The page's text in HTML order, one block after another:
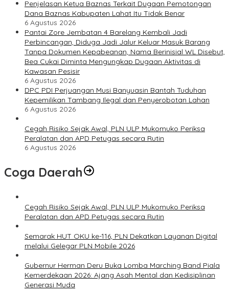
Penjelasan Ketua Baznas Terkait Dugaan Pemotongan
Dana Baznas Kabupaten Lahat Itu Tidak Benar
6 Agustus 2026
Pantai Zore Jembatan 4 Barelang Kembali Jadi
Perbincangan, Diduga Jadi Jalur Keluar Masuk Barang
Tanpa Dokumen Kepabeanan, Nama Berinisial WL Disebut,
Bea Cukai Diminta Mengungkap Dugaan Aktivitas di
Kawasan Pesisir
6 Agustus 2026
DPC PDI Perjuangan Musi Banyuasin Bantah Tuduhan
Kepemilikan Tambang Ilegal dan Penyerobotan Lahan
6 Agustus 2026
Cegah Risiko Sejak Awal, PLN ULP Mukomuko Periksa
Peralatan dan APD Petugas secara Rutin
6 Agustus 2026
Coga Daerah
Cegah Risiko Sejak Awal, PLN ULP Mukomuko Periksa
Peralatan dan APD Petugas secara Rutin
Semarak HUT OKU ke-116, PLN Dekatkan Layanan Digital
melalui Gelegar PLN Mobile 2026
Gubernur Herman Deru Buka Lomba Marching Band Piala
Kemerdekaan 2026: Ajang Asah Mental dan Kedisiplinan
Generasi Muda